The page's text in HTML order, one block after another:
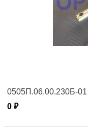
0505П.06.00.230Б-
0 ₽